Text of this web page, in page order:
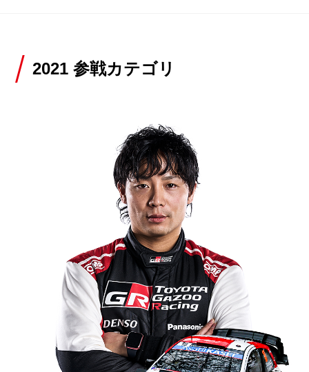
2021 参戦カテゴリ